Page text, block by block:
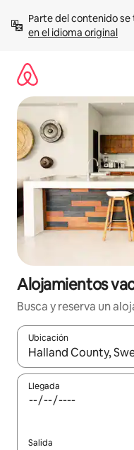
contenido
Parte del contenido
en el idioma original
Alojamientos
Busca y reserva un
Ubicación
Cuando los resultados
Llegada
Salida